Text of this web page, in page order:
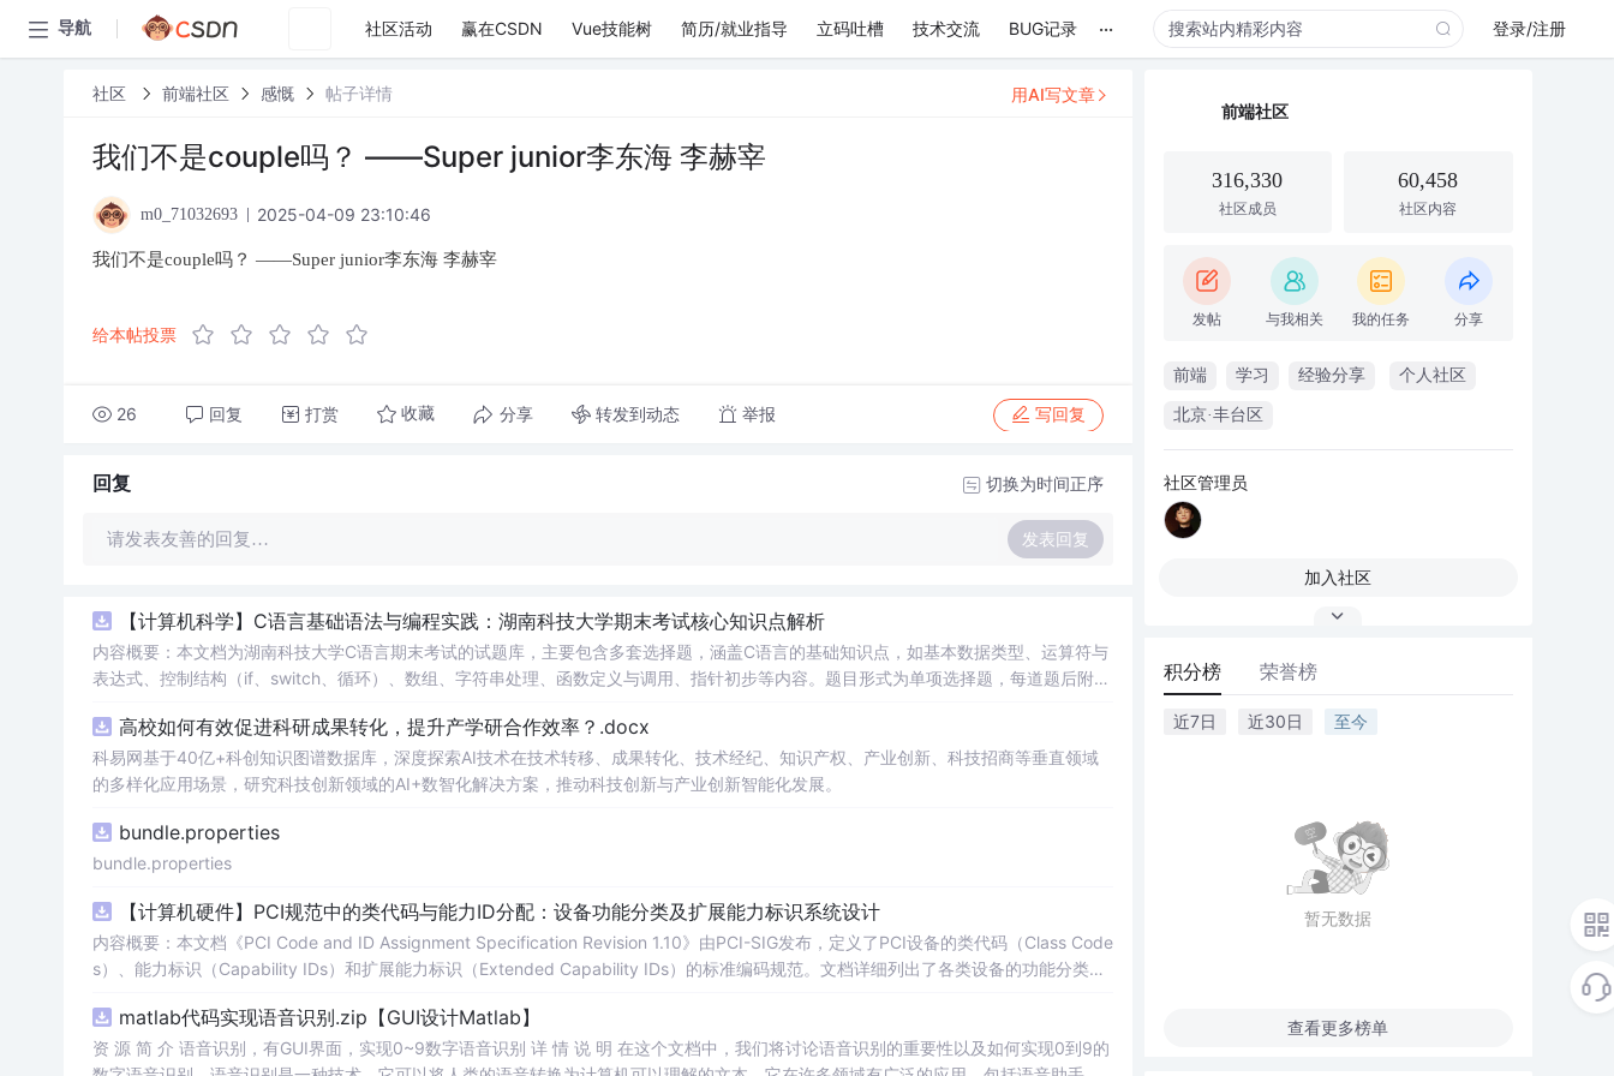
导航 社区活动 赢在CSDN Vue技能树 简历/就业指导 立码吐槽 技术交流 BUG记录 ... 登录/注册
社区 前端社区 感慨 帖子详情
我们不是couple吗？ ——Super junior李东海 李赫宰
m0_71032693 2025-04-09 23:10:46
我们不是couple吗？ ——Super junior李东海 李赫宰
给本帖投票
26 回复 打赏 收藏 分享 转发到动态 举报 写回复
用AI写文章
回复 切换为时间正序
请发表友善的回复… 发表回复
【计算机科学】C语言基础语法与编程实践：湖南科技大学期末考试核心知识点解析
内容概要：本文档为湖南科技大学C语言期末考试的试题库，主要包含多套选择题，涵盖C语言的基础知识点，如基本数据类型、运算符与
表达式、控制结构（if、switch、循环）、数组、字符串处理、函数定义与调用、指针初步等内容。题目形式为单项选择题，每道题后附有
程的学生，特别是准备期末考试或需要强化基础知识的初学者。; 使用场景及目标：①用于考前复习，检验对C语言核心概念的掌握程度；
②辅助教师出题或课堂教学练习；③通过反复练习提高编程思维与代码逻辑分析能力。; 阅读建议：建议结合教材和上机实践进行练习，
重点关注易错题和涉及复杂逻辑控制的题目，理解每道题背后的程序执行流程，以达到真正掌握语言特性的目的。
高校如何有效促进科研成果转化，提升产学研合作效率？.docx
科易网基于40亿+科创知识图谱数据库，深度探索AI技术在技术转移、成果转化、技术经纪、知识产权、产业创新、科技招商等垂直领域
的多样化应用场景，研究科技创新领域的AI+数智化解决方案，推动科技创新与产业创新智能化发展。
bundle.properties
bundle.properties
【计算机硬件】PCI规范中的类代码与能力ID分配：设备功能分类及扩展能力标识系统设计
内容概要：本文档《PCI Code and ID Assignment Specification Revision 1.10》由PCI-SIG发布，定义了PCI设备的类代码（Class Code
s）、能力标识（Capability IDs）和扩展能力标识（Extended Capability IDs）的标准编码规范。文档详细列出了各类设备的功能分类，
matlab代码实现语音识别.zip【GUI设计Matlab】
资 源 简 介 语音识别，有GUI界面，实现0~9数字语音识别 详 情 说 明 在这个文档中，我们将讨论语音识别的重要性以及如何实现0到9的
前端社区
316,330
社区成员
60,458
社区内容
发帖 与我相关 我的任务 分享
前端 学习 经验分享 个人社区
北京·丰台区
社区管理员
加入社区
积分榜 荣誉榜
近7日 近30日 至今
暂无数据
查看更多榜单